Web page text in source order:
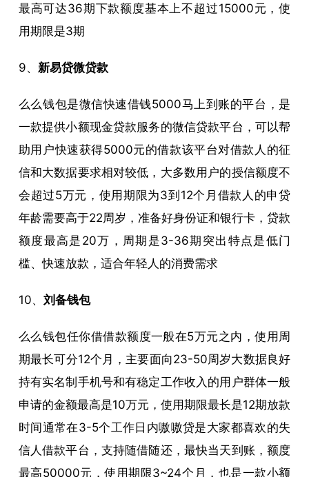
最高可达36期下款额度基本上不超过15000元，使
用期限是3期
9、 新易贷微贷款
么么钱包是微信快速借钱5000马上到账的平台，是
一款提供小额现金贷款服务的微信贷款平台，可以帮
助用户快速获得5000元的借款该平台对借款人的征
信和大数据要求相对较低，大多数用户的授信额度不
会超过5万元，使用期限为3到12个月借款人的申贷
年龄需要高于22周岁，准备好身份证和银行卡，贷款
额度最高是20万，周期是3-36期突出特点是低门
槛、快速放款，适合年轻人的消费需求
10、 刘备钱包
么么钱包任你借借款额度一般在5万元之内，使用周
期最长可分12个月，主要面向23-50周岁大数据良好
持有实名制手机号和有稳定工作收入的用户群体一般
申请的金额最高是10万元，使用期限最长是12期放款
时间通常在3-5个工作日内嗷嗷贷是大家都喜欢的失
信人借款平台，支持随借随还，最快当天到账，额度
最高50000元，使用期限3~24个月，也是一款小额